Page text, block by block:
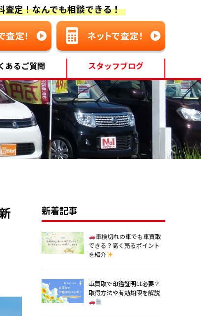
査定！なんでも相談できる！
あるご質問 スタッフブログ
新着記事
車検切れの車でも車買取
できる？高く売るポイント
を紹介
車買取で印鑑証明は必要？
取得方法や有効期限を解説